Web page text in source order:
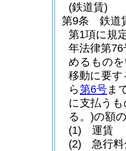
(鉄道賃)
第9条
鉄道
第1項に規
年法律第76
めるもの
移動に要
ら第6号ま
に支払う
る。)の額
(1)
運賃
(2)
急行